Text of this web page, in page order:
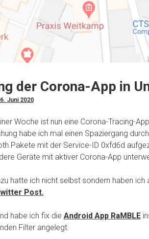
der Corona-App in
Juni 2020
Woche ist nun eine Corona-Tracing-
habe ich mal einen Spaziergang
Pakete mit der Service-ID 0xfd6d
Geräte mit aktiver Corona-App
hatte ich nicht selbst sondern haben ich
Post.
habe ich fix die Android App RaMBLE
Filter angelegt.